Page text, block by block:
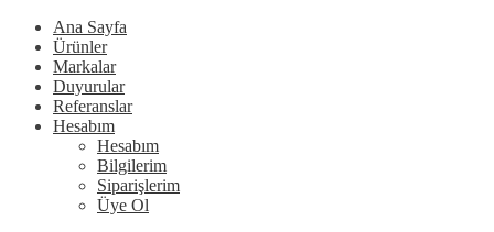
Ana Sayfa
Ürünler
Markalar
Duyurular
Referanslar
Hesabım
Hesabım
Bilgilerim
Siparişlerim
Üye Ol